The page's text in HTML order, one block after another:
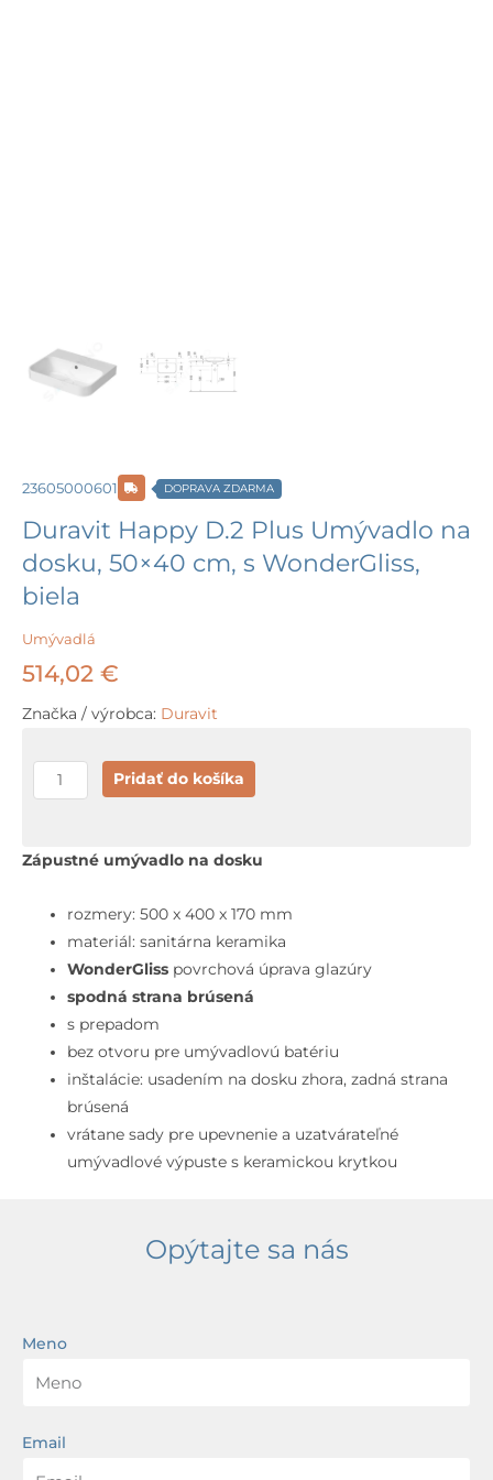
23605000601 DOPRAVA ZDARMA
Duravit Happy D.2 Plus Umývadlo na
dosku, 50×40 cm, s WonderGliss,
biela
Umývadlá
514,02 €
Značka / výrobca: Duravit
množstvo
Duravit
D.2
Umývadlo
dosku,
50x40
cm,
WonderGliss,
Pridať do košíka
Zápustné umývadlo na dosku
rozmery: 500 x 400 x 170 mm
materiál: sanitárna keramika
WonderGliss povrchová úprava glazúry
spodná strana brúsená
s prepadom
bez otvoru pre umývadlovú batériu
inštalácie: usadením na dosku zhora, zadná strana
brúsená
vrátane sady pre upevnenie a uzatvárateľné
umývadlové výpuste s keramickou krytkou
Opýtajte sa nás
Meno
Email